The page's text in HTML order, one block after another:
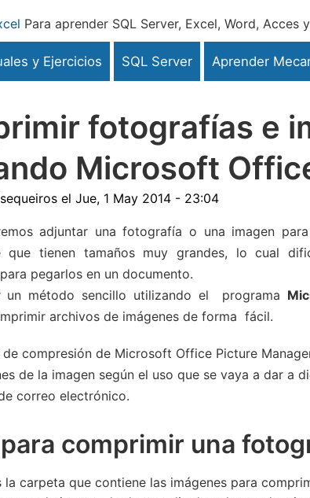
Para aprender SQL Server, Excel, Word, Acces
y Ejercicios SQL Server Aprender
fotografías e
Microsoft
el Jue, 1 May 2014 - 23:04
adjuntar una fotografía o una imagen
que tienen tamaños muy grandes, lo cual
pegarlos en un documento.
un método sencillo utilizando el programa
archivos de imágenes de forma fácil.
de compresión de Microsoft Office Picture
de la imagen según el uso que se vaya a dar a
correo electrónico.
comprimir una
la carpeta que contiene las imágenes para